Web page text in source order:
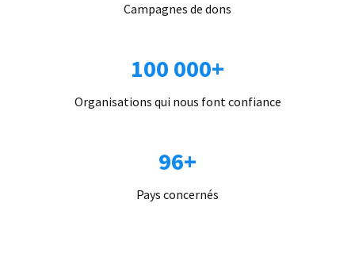
Campagnes de dons
100 000+
Organisations qui nous font confiance
96+
Pays concernés